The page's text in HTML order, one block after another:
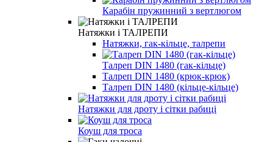
Карабін пружинний з вертлюгом
Натяжки і ТАЛРЕПИ
Натяжки, гак-кільце, талрепи
Талреп DIN 1480 (гак-кільце)
Талреп DIN 1480 (крюк-крюк)
Талреп DIN 1480 (кільце-кільце)
Натяжки для дроту і сітки рабиці
Коуш для троса